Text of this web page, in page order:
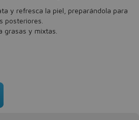
y refresca la piel, preparándola para
posteriores.
grasas y mixtas.